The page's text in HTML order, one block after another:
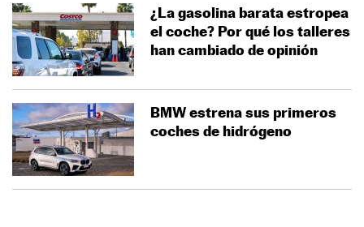
¿La gasolina barata estropea
el coche? Por qué los talleres
han cambiado de opinión
BMW estrena sus primeros
coches de hidrógeno